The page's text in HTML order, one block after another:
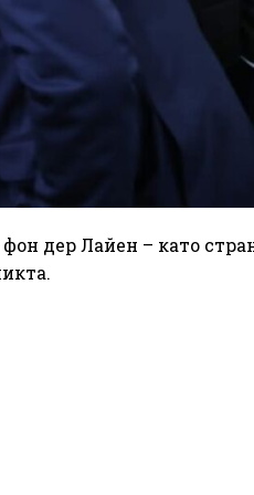
дер Лайен – като